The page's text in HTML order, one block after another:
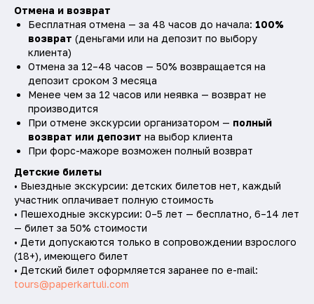
Отмена и возврат
Бесплатная отмена — за 48 часов до начала: 100%
возврат (деньгами или на депозит по выбору
клиента)
Отмена за 12–48 часов — 50% возвращается на
депозит сроком 3 месяца
Менее чем за 12 часов или неявка — возврат не
производится
При отмене экскурсии организатором — полный
возврат или депозит на выбор клиента
При форс-мажоре возможен полный возврат
Детские билеты
• Выездные экскурсии: детских билетов нет, каждый
участник оплачивает полную стоимость
• Пешеходные экскурсии: 0–5 лет — бесплатно, 6–14 лет
— билет за 50% стоимости
• Дети допускаются только в сопровождении взрослого
(18+), имеющего билет
• Детский билет оформляется заранее по e-mail:
tours@paperkartuli.com
Остались вопросы
по экскурсии?
Свяжитесь с нами в
мы поможем во всем разобраться
и вернем деньги в случае отмены тура.